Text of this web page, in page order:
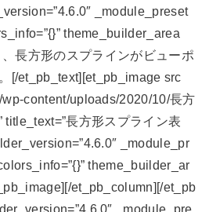
_module_preset
theme_builder_area
長方形のスプラインがビューポ
[/et_pb_text][et_pb_image src
wp-content/uploads/2020/10/長方
title_text=”長方形スプライン表
_module_pr
theme_builder_ar
et_pb_column][/et_pb